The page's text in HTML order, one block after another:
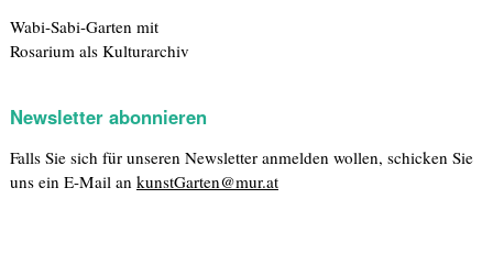
Wabi-Sabi-Garten mit
Rosarium als Kulturarchiv
Newsletter abonnieren
Falls Sie sich für unseren Newsletter anmelden wollen, schicken Sie
uns ein E-Mail an kunstGarten@mur.at